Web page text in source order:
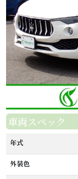
車両スペック
年式
外装色